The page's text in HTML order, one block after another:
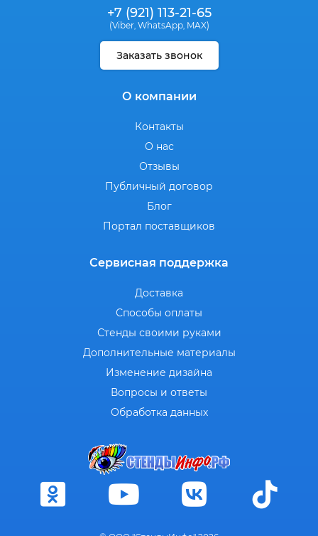
+7 (921) 113-21-65
(Viber, WhatsApp, MAX)
Заказать звонок
О компании
Контакты
О нас
Отзывы
Публичный договор
Блог
Портал поставщиков
Сервисная поддержка
Доставка
Способы оплаты
Стенды своими руками
Дополнительные материалы
Изменение дизайна
Вопросы и ответы
Обработка данных